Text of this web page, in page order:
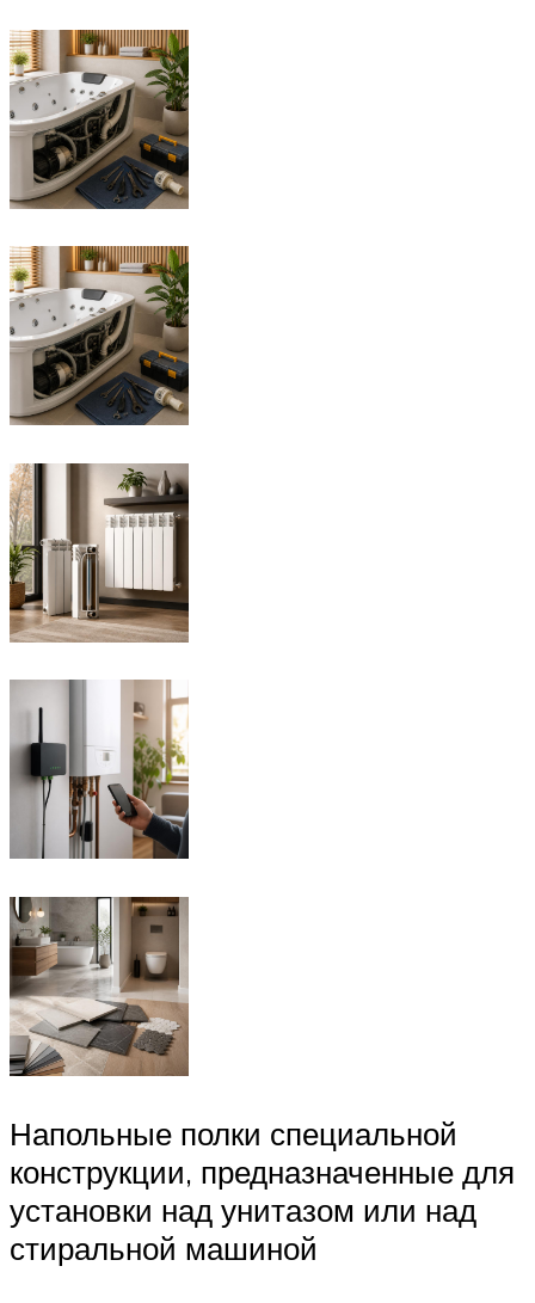
Напольные полки специальной
конструкции, предназначенные для
установки над унитазом или над
стиральной машиной